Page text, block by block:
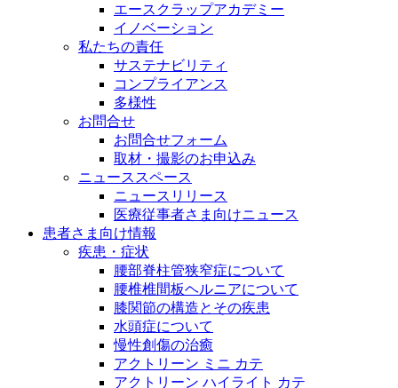
エースクラップアカデミー
イノベーション
私たちの責任
サステナビリティ
コンプライアンス
多様性
お問合せ
お問合せフォーム
取材・撮影のお申込み
ニューススペース
ニュースリリース
医療従事者さま向けニュース
患者さま向け情報
疾患・症状
腰部脊柱管狭窄症について
腰椎椎間板ヘルニアについて
膝関節の構造とその疾患
水頭症について
慢性創傷の治癒
アクトリーン ミニ カテ
アクトリーン ハイライト カテ